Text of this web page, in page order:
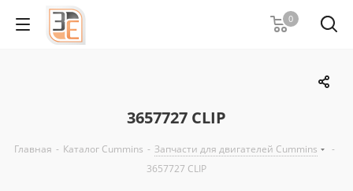
0
3657727 CLIP
Главная - Каталог Cummins - Запчасти для двигателей Cummins
-
3657727 CLIP